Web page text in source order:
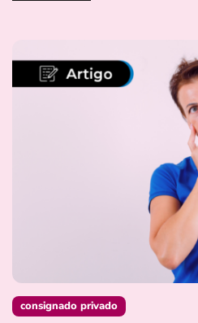
consignado privado